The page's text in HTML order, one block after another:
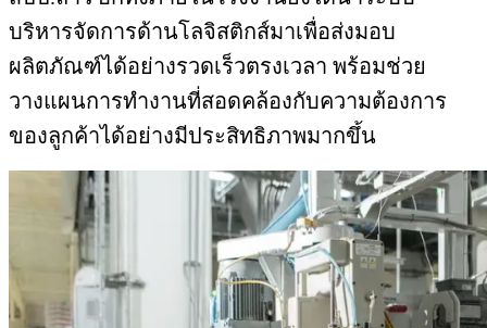
บริหารจัดการด้านโลจิสติกส์มาเพื่อส่งมอบ
ผลิตภัณฑ์ได้อย่างรวดเร็วตรงเวลา พร้อมช่วย
วางแผนการทำงานที่สอดคล้องกับความต้องการ
ของลูกค้าได้อย่างมีประสิทธิภาพมากขึ้น